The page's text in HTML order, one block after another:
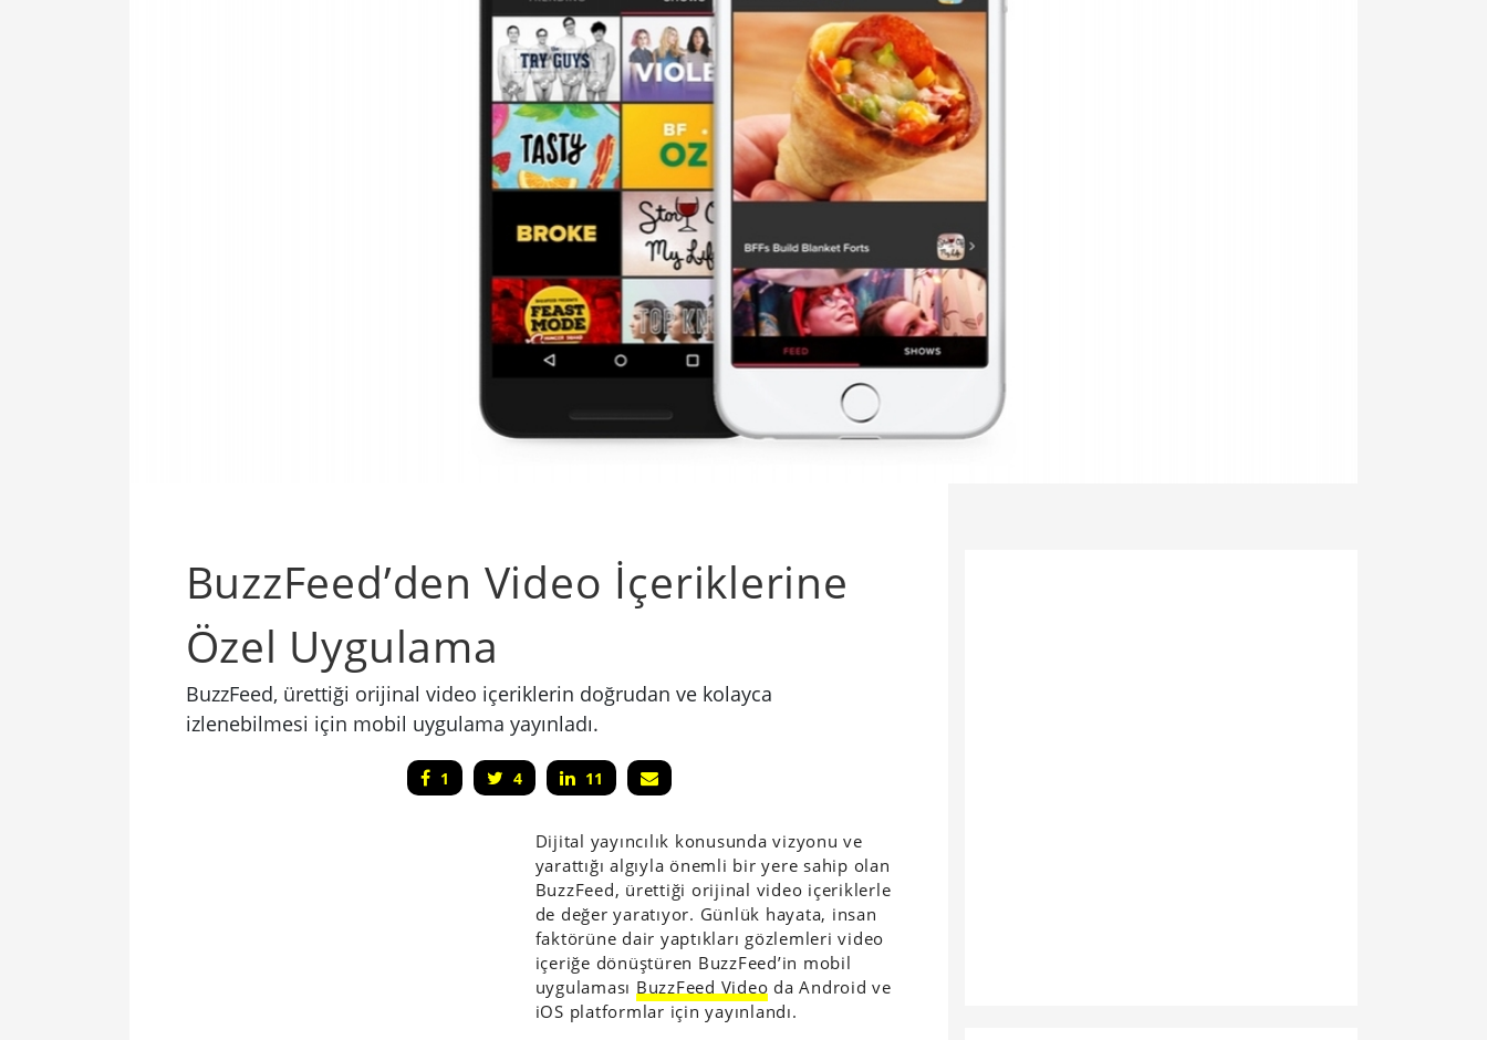
BuzzFeed’den Video İçeriklerine
Özel Uygulama
BuzzFeed, ürettiği orijinal video içeriklerin doğrudan ve kolayca
izlenebilmesi için mobil uygulama yayınladı.
1 4 11
Dijital yayıncılık konusunda vizyonu ve
yarattığı algıyla önemli bir yere sahip olan
BuzzFeed, ürettiği orijinal video içeriklerle
de değer yaratıyor. Günlük hayata, insan
faktörüne dair yaptıkları gözlemleri video
içeriğe dönüştüren BuzzFeed’in mobil
uygulaması BuzzFeed Video da Android ve
iOS platformlar için yayınlandı.